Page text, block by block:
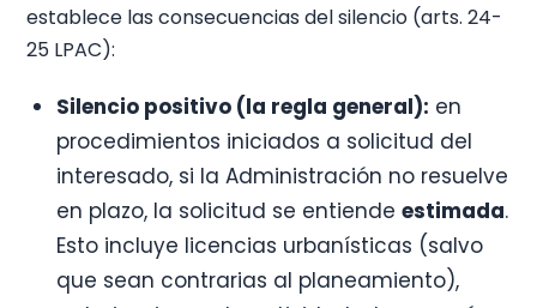
establece las consecuencias del silencio (arts. 24-
25 LPAC):
Silencio positivo (la regla general): en
procedimientos iniciados a solicitud del
interesado, si la Administración no resuelve
en plazo, la solicitud se entiende estimada.
Esto incluye licencias urbanísticas (salvo
que sean contrarias al planeamiento),